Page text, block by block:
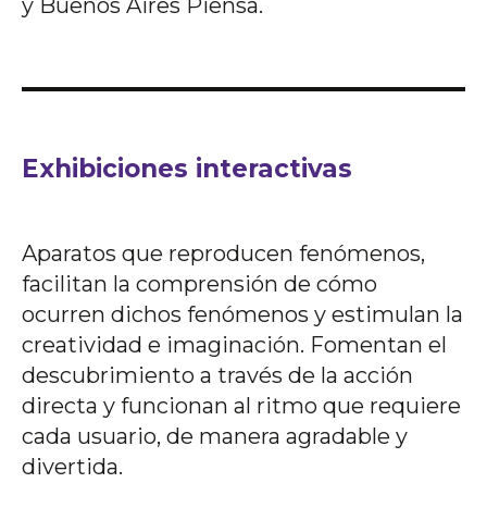
y Buenos Aires Piensa.
Exhibiciones interactivas
Aparatos que reproducen fenómenos,
facilitan la comprensión de cómo
ocurren dichos fenómenos y estimulan la
creatividad e imaginación. Fomentan el
descubrimiento a través de la acción
directa y funcionan al ritmo que requiere
cada usuario, de manera agradable y
divertida.